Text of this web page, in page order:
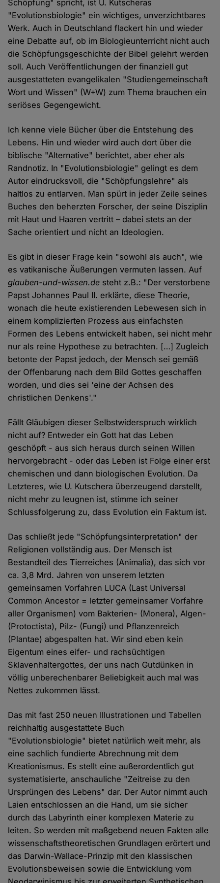
Schöpfung" spricht, ist U. Kutscheras
"Evolutionsbiologie" ein wichtiges, unverzichtbares
Werk. Auch in Deutschland flackert hin und wieder
eine Debatte auf, ob im Biologieunterricht nicht auch
die Schöpfungsgeschichte der Bibel gelehrt werden
soll. Auch Veröffentlichungen der finanziell gut
ausgestatteten evangelikalen "Studiengemeinschaft
Wort und Wissen" (W+W) zum Thema brauchen ein
seriöses Gegengewicht.
Ich kenne viele Bücher über die Entstehung des
Lebens. Hin und wieder wird auch dort über die
biblische "Alternative" berichtet, aber eher als
Randnotiz. In "Evolutionsbiologie" gelingt es dem
Autor eindrucksvoll, die "Schöpfungslehre" als
haltlos zu entlarven. Man spürt in jeder Zeile seines
Buches den beherzten Forscher, der seine Disziplin
mit Haut und Haaren vertritt – dabei stets an der
Sache orientiert und nicht an Ideologien.
Es gibt in dieser Frage kein "sowohl als auch", wie
es vatikanische Äußerungen vermuten lassen. Auf
glauben-und-wissen.de steht z.B.: "Der verstorbene
Papst Johannes Paul II. erklärte, diese Theorie,
wonach die heute existierenden Lebewesen sich in
einem komplizierten Prozess aus einfachsten
Formen des Lebens entwickelt haben, sei nicht mehr
nur als reine Hypothese zu betrachten. […] Zugleich
betonte der Papst jedoch, der Mensch sei gemäß
der Offenbarung nach dem Bild Gottes geschaffen
worden, und dies sei 'eine der Achsen des
christlichen Denkens'."
Fällt Gläubigen dieser Selbstwiderspruch wirklich
nicht auf? Entweder ein Gott hat das Leben
geschöpft - aus sich heraus durch seinen Willen
hervorgebracht - oder das Leben ist Folge einer erst
chemischen und dann biologischen Evolution. Da
Letzteres, wie U. Kutschera überzeugend darstellt,
nicht mehr zu leugnen ist, stimme ich seiner
Schlussfolgerung zu, dass Evolution ein Faktum ist.
Das schließt jede "Schöpfungsinterpretation" der
Religionen vollständig aus. Der Mensch ist
Bestandteil des Tierreiches (Animalia), das sich vor
ca. 3,8 Mrd. Jahren von unserem letzten
gemeinsamen Vorfahren LUCA (Last Universal
Common Ancestor = letzter gemeinsamer Vorfahre
aller Organismen) vom Bakterien- (Monera), Algen-
(Protoctista), Pilz- (Fungi) und Pflanzenreich
(Plantae) abgespalten hat. Wir sind eben kein
Eigentum eines eifer- und rachsüchtigen
Sklavenhaltergottes, der uns nach Gutdünken in
völlig unberechenbarer Beliebigkeit auch mal was
Nettes zukommen lässt.
Das mit fast 250 neuen Illustrationen und Tabellen
reichhaltig ausgestattete Buch
"Evolutionsbiologie" bietet natürlich weit mehr, als
eine sachlich fundierte Abrechnung mit dem
Kreationismus. Es stellt eine außerordentlich gut
systematisierte, anschauliche "Zeitreise zu den
Ursprüngen des Lebens" dar. Der Autor nimmt auch
Laien entschlossen an die Hand, um sie sicher
durch das Labyrinth einer komplexen Materie zu
leiten. So werden mit maßgebend neuen Fakten alle
wissenschaftstheoretischen Grundlagen erörtert und
das Darwin-Wallace-Prinzip mit den klassischen
Evolutionsbeweisen sowie die Entwicklung vom